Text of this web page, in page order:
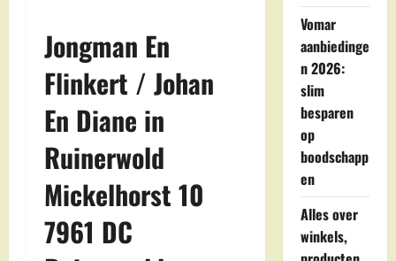
Jongman En
Flinkert / Johan
En Diane in
Ruinerwold
Mickelhorst 10
7961 DC
Vomar
aanbiedinge
n 2026:
slim
besparen
op
boodschapp
en
Alles over
winkels,